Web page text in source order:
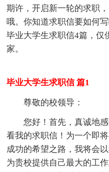
期许，开启新一轮的求职
哦。你知道求职信要如何
毕业大学生求职信4篇，仅
家。
毕业大学生求职信 篇1
尊敬的校领导：
您好！首先，真诚地
看我的求职信！为一个即
成功的希望之路，我将会
为贵校提供自己最大的工